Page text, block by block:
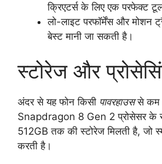
क्रिएटर्स के लिए एक परफेक्ट
लो-लाइट परफॉर्मेंस और मोशन
बेस्ट मानी जा सकती है।
स्टोरेज और
अंदर से यह फोन किसी पावरहाउससे कम
Snapdragon 8 Gen 2 प्रोसेसर के
512GB तक की स्टोरेज मिलती है, जो
करती है।